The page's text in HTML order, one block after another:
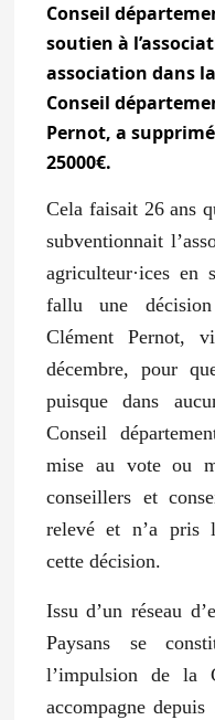
Conseil
soutien à
association dans
Conseil
Pernot, a
25000€.
Cela faisait 26 ans
subventionnait
agriculteur·ices
fallu une
Clément Pernot,
décembre, pour
puisque dans
Conseil
mise au vote ou
conseillers et
relevé et n’a pris
cette décision.
Issu d’un réseau
Paysans se
l’impulsion de la
accompagne